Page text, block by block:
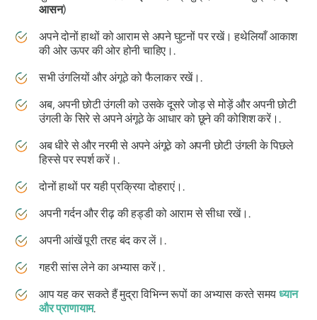
आसन)
अपने दोनों हाथों को आराम से अपने घुटनों पर रखें। हथेलियाँ आकाश
की ओर ऊपर की ओर होनी चाहिए।.
सभी उंगलियों और अंगूठे को फैलाकर रखें।.
अब, अपनी छोटी उंगली को उसके दूसरे जोड़ से मोड़ें और अपनी छोटी
उंगली के सिरे से अपने अंगूठे के आधार को छूने की कोशिश करें।.
अब धीरे से और नरमी से अपने अंगूठे को अपनी छोटी उंगली के पिछले
हिस्से पर स्पर्श करें।.
दोनों हाथों पर यही प्रक्रिया दोहराएं।.
अपनी गर्दन और रीढ़ की हड्डी को आराम से सीधा रखें।.
अपनी आंखें पूरी तरह बंद कर लें।.
गहरी सांस लेने का अभ्यास करें।.
आप यह कर सकते हैंमुद्राविभिन्न रूपों का अभ्यास करते समय ध्यान
औरप्राणायाम.